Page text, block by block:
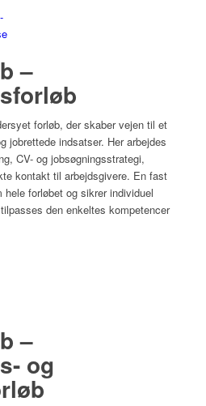
–
forløb, der skaber vejen til et
jobrettede indsatser. Her arbejdes
CV- og jobsøgningsstrategi,
kontakt til arbejdsgivere. En fast
hele forløbet og sikrer individuel
den enkeltes kompetencer
–
og